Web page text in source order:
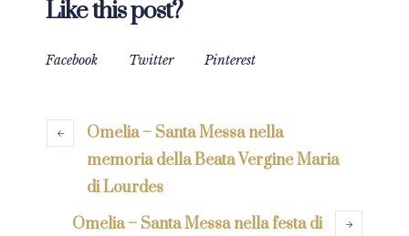
Like this post?
Facebook Twitter Pinterest
Omelia – Santa Messa nella
memoria della Beata Vergine Maria
di Lourdes
Omelia – Santa Messa nella festa di